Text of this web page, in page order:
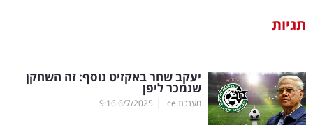
וצרכנות
דיגיטל
וטק
תגיות
יעקב שחר באקזיט נוסף: זה השחקן
שנמכר ליפן
מערכת ice |
6/7/2025
9:16